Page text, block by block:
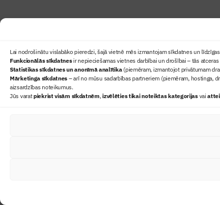
Lai nodrošinātu vislabāko pieredzi, šajā vietnē mēs izmantojam sīkdatnes un
Funkcionālās sīkdatnesir nepieciešamas vietnes darbībai un drošībai – tās
Statistikas sīkdatnes un anonīmā analītika(piemēram, izmantojot privātumam
Mārketinga sīkdatnes – arī no mūsu sadarbības partneriem (piemēram, hostinga,
aizsardzības noteikumus.
Jūs varatpiekrist visām sīkdatnēm,izvēlēties tikai noteiktas kategorijasvai